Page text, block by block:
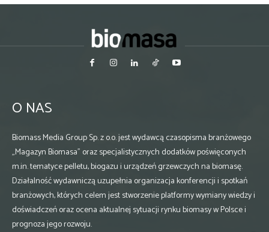
O NAS
Biomass Media Group Sp. z o.o. jest wydawcą czasopisma branżowego
„Magazyn Biomasa” oraz specjalistycznych dodatków poświęconych
m.in. tematyce pelletu, biogazu i urządzeń grzewczych na biomasę.
Działalność wydawniczą uzupełnia organizacja konferencji i spotkań
branżowych, których celem jest stworzenie platformy wymiany wiedzy i
doświadczeń oraz ocena aktualnej sytuacji rynku biomasy w Polsce i
prognoza jego rozwoju.